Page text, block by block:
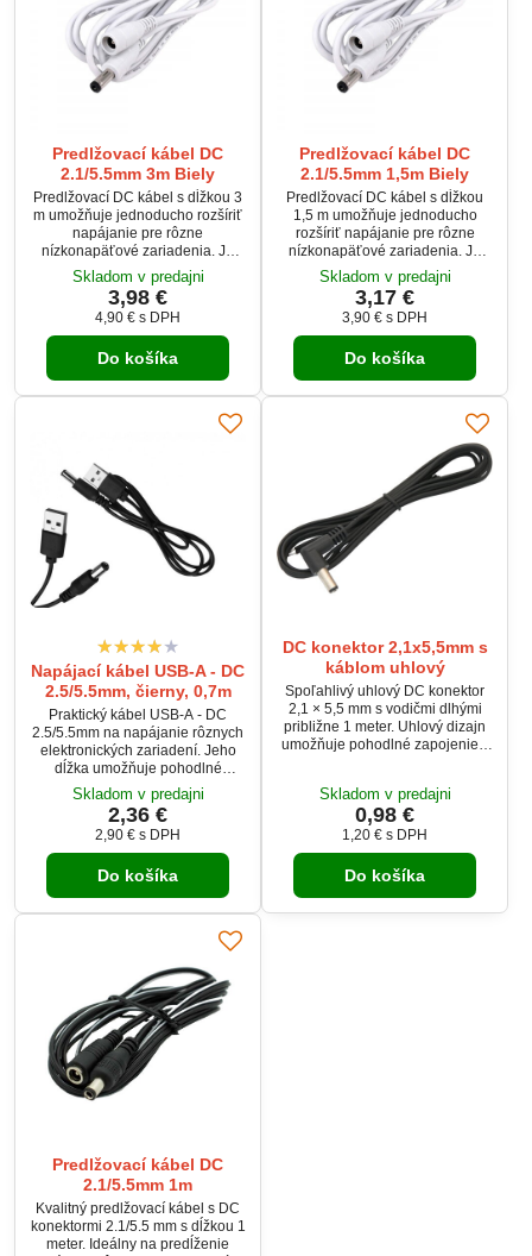
Predlžovací kábel DC
2.1/5.5mm 3m Biely
Predlžovací DC kábel s dĺžkou 3
m umožňuje jednoducho rozšíriť
napájanie pre rôzne
nízkonapäťové zariadenia. Je
vybavený DC konektormi 5,5 ×
2,1 mm – samec a samica.
Vhodný pre napätie 5–24 V DC a
prúd až 5 A, ideálny pre LED
pásy, routery, kamery či malé
elektronické zariadenia.
Flexibilný kábel s ochranou proti
ohybu zabezpečuje spoľahlivý a
bezpečný prenos energie.
Skladom v predajni
3,98 €
4,90 € s DPH
Do košíka
Predlžovací kábel DC
2.1/5.5mm 1,5m Biely
Predlžovací DC kábel s dĺžkou
1,5 m umožňuje jednoducho
rozšíriť napájanie pre rôzne
nízkonapäťové zariadenia. Je
vybavený DC konektormi 5,5 ×
2,1 mm – samec a samica.
Vhodný pre napätie 5–24 V DC a
prúd až 5 A, ideálny pre LED
pásy, routery, kamery či malé
elektronické zariadenia.
Flexibilný kábel s ochranou proti
ohybu zabezpečuje spoľahlivý a
bezpečný prenos energie.
Skladom v predajni
3,17 €
3,90 € s DPH
Do košíka
Napájací kábel USB-A - DC
2.5/5.5mm, čierny, 0,7m
Praktický kábel USB-A - DC
2.5/5.5mm na napájanie rôznych
elektronických zariadení. Jeho
dĺžka umožňuje pohodlné
pripojenie, zatiaľ čo univerzálny
DC konektor zaisťuje
kompatibilitu s mnohými
zariadeniami. Poskytuje stabilné
a efektívne napájanie.
Skladom v predajni
2,36 €
2,90 € s DPH
Do košíka
DC konektor 2,1x5,5mm s
káblom uhlový
Spoľahlivý uhlový DC konektor
2,1 × 5,5 mm s vodičmi dlhými
približne 1 meter. Uhlový dizajn
umožňuje pohodlné zapojenie v
ohýbaniu kábla. Ideálny pre
napájanie LED pásov,
kamerových systémov,
elektronických zariadení a
ďalších aplikácií.
Skladom v predajni
0,98 €
1,20 € s DPH
Do košíka
Predlžovací kábel DC
2.1/5.5mm 1m
Kvalitný predlžovací kábel s DC
konektormi 2.1/5.5 mm s dĺžkou 1
meter. Ideálny na predĺženie